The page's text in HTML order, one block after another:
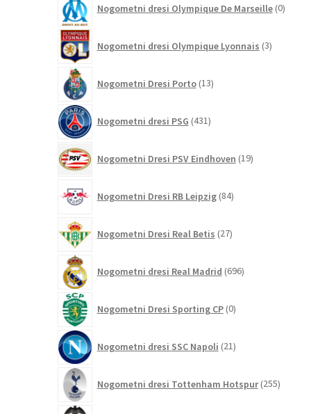
Nogometni dresi Olympique De Marseille 0
Nogometni dresi Olympique Lyonnais 3izdelki
Nogometni Dresi Porto 13izdelkov
Nogometni dresi PSG 431izdelkov
Nogometni Dresi PSV Eindhoven 19izdelkov
Nogometni Dresi RB Leipzig 84izdelkov
Nogometni Dresi Real Betis 27izdelkov
Nogometni dresi Real Madrid 696izdelkov
Nogometni Dresi Sporting CP 0izdelkov
Nogometni dresi SSC Napoli 21izdelkov
Nogometni dresi Tottenham Hotspur 255